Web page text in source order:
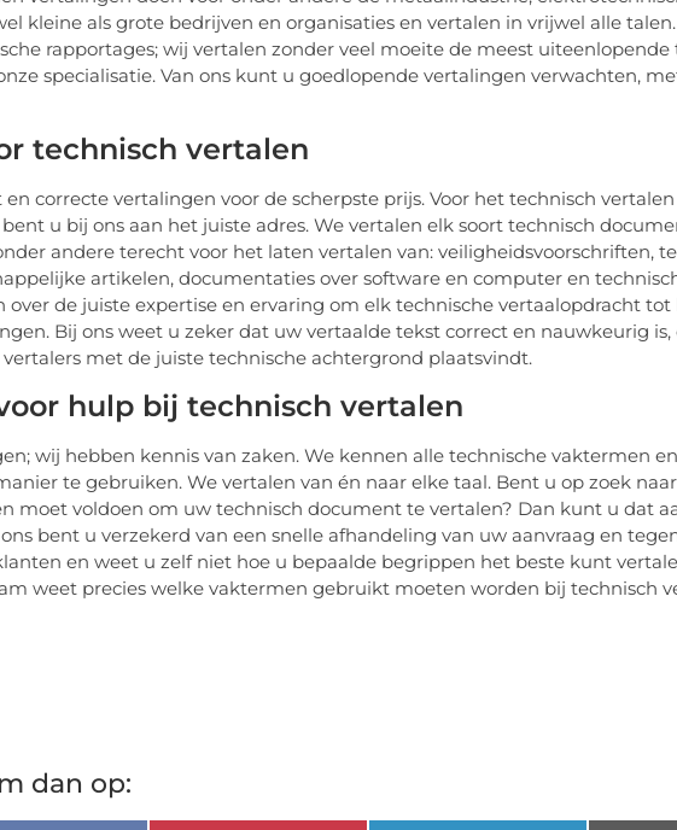
kleine als grote bedrijven en organisaties en vertalen in vrijwel alle talen.
rapportages; wij vertalen zonder veel moeite de meest uiteenlopende
specialisatie. Van ons kunt u goedlopende vertalingen verwachten,
technisch vertalen
correcte vertalingen voor de scherpste prijs. Voor het technisch
u bij ons aan het juiste adres. We vertalen elk soort technisch
andere terecht voor het laten vertalen van: veiligheidsvoorschriften,
artikelen, documentaties over software en computer en
over de juiste expertise en ervaring om elk technische vertaalopdracht tot
Bij ons weet u zeker dat uw vertaalde tekst correct en nauwkeurig
met de juiste technische achtergrond plaatsvindt.
hulp bij technisch vertalen
wij hebben kennis van zaken. We kennen alle technische vaktermen
te gebruiken. We vertalen van én naar elke taal. Bent u op zoek
moet voldoen om uw technisch document te vertalen? Dan kunt u dat
bent u verzekerd van een snelle afhandeling van uw aanvraag en
en weet u zelf niet hoe u bepaalde begrippen het beste kunt
weet precies welke vaktermen gebruikt moeten worden bij technisch
dan op: